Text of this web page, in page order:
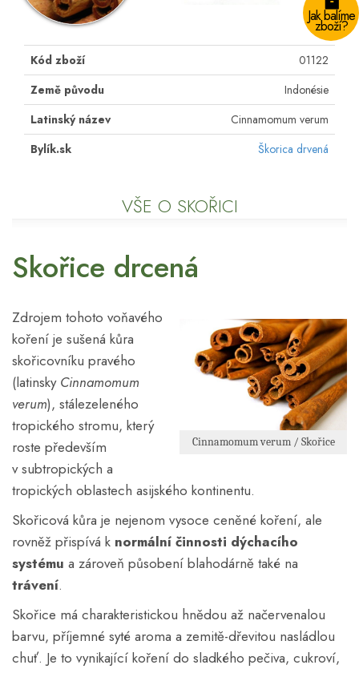
Jak balíme
zboží?
Kód zboží
01122
Země původu
Indonésie
Latinský název
Cinnamomum verum
Bylík.sk
Škorica drvená
VŠE O SKOŘICI
Skořice drcená
Cinnamomum verum / Skořice
Zdrojem tohoto voňavého
koření je sušená kůra
skořicovníku pravého
(latinsky Cinnamomum
verum), stálezeleného
tropického stromu, který
roste především
v subtropických a
tropických oblastech asijského kontinentu.
Skořicová kůra je nejenom vysoce ceněné koření, ale
rovněž přispívá k normální činnosti dýchacího
systému a zároveň působení blahodárně také na
trávení.
Skořice má charakteristickou hnědou až načervenalou
barvu, příjemné syté aroma a zemitě-dřevitou nasládlou
chuť. Je to vynikající koření do sladkého pečiva, cukroví,